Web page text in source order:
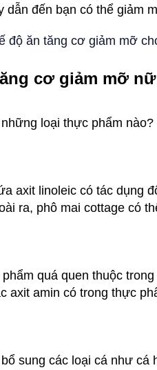
dẫn đến bạn có thể giảm
độ ăn tăng cơ giảm mỡ
cơ giảm mỡ
loại thực phẩm
axit linoleic có tác dụng
ra, phô mai cottage có
quá quen thuộc
axit amin có trong thực
sung các loại cá như